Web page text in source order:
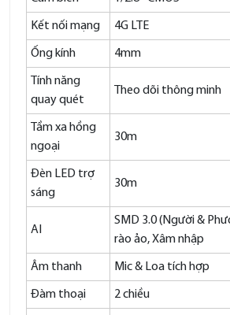
Kết nối mạng 4G LTE
Ống kính 4mm
Tính năng
quay quét
Theo dõi thông minh
Tầm xa hồng
ngoại
30m
Đèn LED trợ
sáng
30m
AI
SMD 3.0 (Người &
rào ảo, Xâm nhập
Âm thanh Mic & Loa tích hợp
Đàm thoại 2 chiều